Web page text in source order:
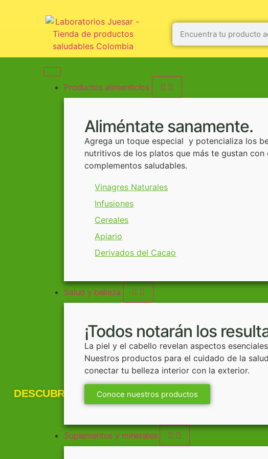
DESCUBRE:
Productos alimenticios
Aliméntate sanamente.
Agrega un toque especial y potencializa los
nutritivos de los platos que más te gustan con
complementos saludables.
Vinagres Naturales
Infusiones
Cereales
Apiario
Derivados del Cacao
Salud y belleza
¡Todos notarán los
La piel y el cabello revelan aspectos
Nuestros productos para el cuidado de la
conectar tu belleza interior con la exterior.
Conoce nuestros productos
Suplementos y minerales